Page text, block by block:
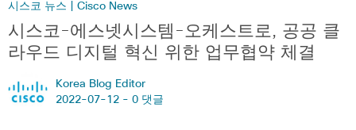
시스코 뉴스 | Cisco News
시스코-에스넷시스템-오케스트로, 공공 클
라우드 디지털 혁신 위한 업무협약 체결
Korea Blog Editor
2022-07-12 - 0 댓글